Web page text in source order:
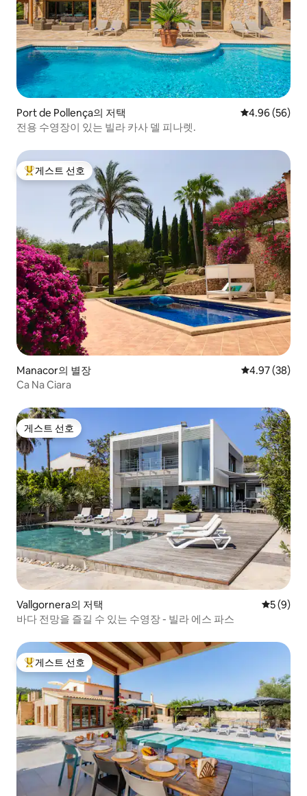
Port de Pollença의 저택 평점 4.96점(5
4.96 (56)
전용 수영장이 있는 빌라 카사 델 피나렛.
상위 게스트 선호
게스트 선호
Manacor의 별장 평점 4.97점(5
4.97 (38)
Ca Na Ciara
게스트 선호
게스트 선호
Vallgornera의 저택 평점 5점
5 (9)
바다 전망을 즐길 수 있는 수영장 - 빌라 에스 파스
상위 게스트 선호
게스트 선호